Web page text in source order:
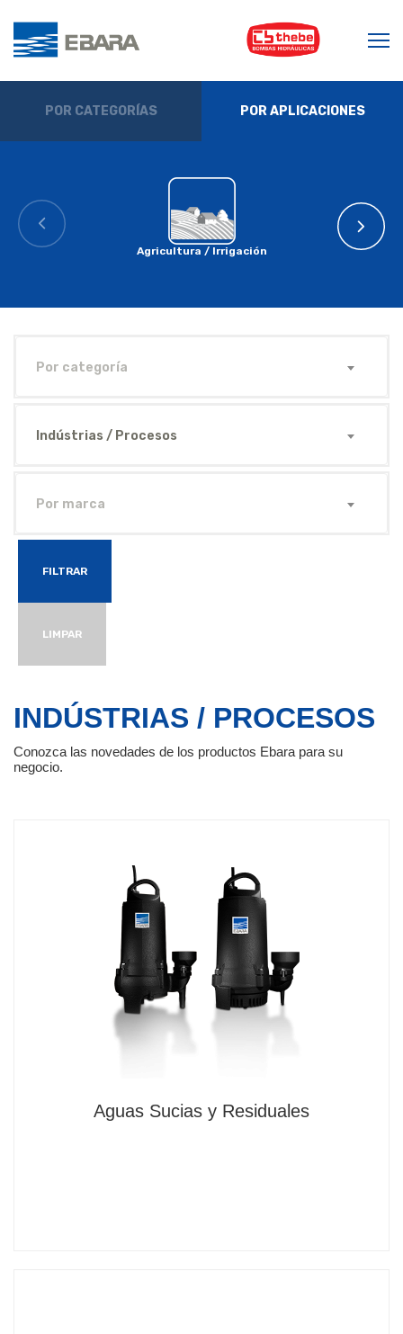
POR CATEGORÍAS POR APLICACIONES
Agricultura / Irrigación
Por categoría
Indústrias / Procesos
Por marca
FILTRAR
LIMPAR
INDÚSTRIAS / PROCESOS
Conozca las novedades de los productos Ebara para su
negocio.
Aguas Sucias y Residuales